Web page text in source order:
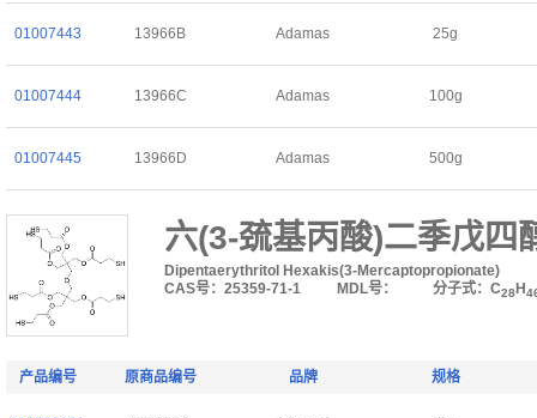
01007443 13966B Adamas 25g
01007444 13966C Adamas 100g
01007445 13966D Adamas 500g
六(3-巯基丙酸)二季戊四
Dipentaerythritol Hexakis(3-Mercaptopropionate)
CAS号：25359-71-1
MDL号： 分子式：C28 H
产品编号 原商品编号 品牌 规格